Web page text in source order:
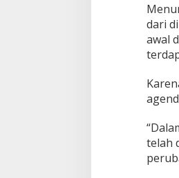
dari
awal
telah